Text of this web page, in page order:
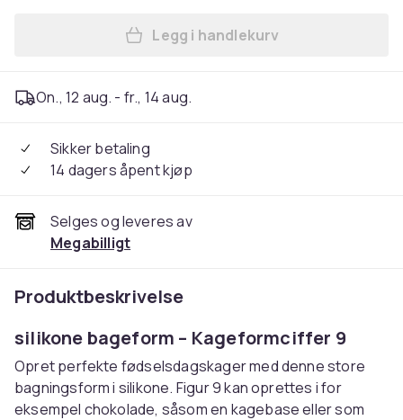
Legg Stor bakeform
Legg i handlekurv
On., 12 aug. - fr., 14 aug.
Sikker betaling
14 dagers åpent kjøp
Selges og leveres av
Megabilligt
Produktbeskrivelse
silikone bageform – Kageformciffer 9
Opret perfekte fødselsdagskager med denne store
bagningsform i silikone. Figur 9 kan oprettes i for
eksempel chokolade, såsom en kagebase eller som